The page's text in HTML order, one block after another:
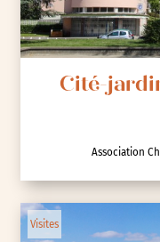
Cité-
Association
Visites